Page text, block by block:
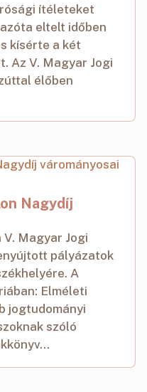
ítéleteket
eltelt időben
kísérte a két
Az V. Magyar Jogi
élőben
Nagydíj
Magyar Jogi
pályázatok
A
Elméleti
jogtudományi
szóló